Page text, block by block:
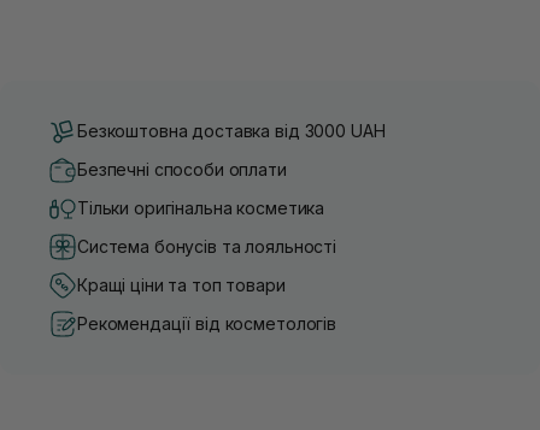
Безкоштовна доставка від 3000 UAH
Безпечні способи оплати
Тільки оригінальна косметика
Система бонусів та лояльності
Кращі ціни та топ товари
Рекомендації від косметологів